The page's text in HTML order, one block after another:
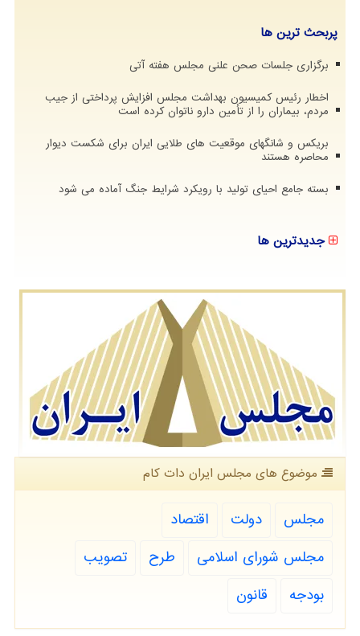
پربحث ترین ها
برگزاری جلسات صحن علنی مجلس هفته آتی
اخطار رئیس کمیسیون بهداشت مجلس افزایش پرداختی از جیب
مردم، بیماران را از تأمین دارو ناتوان کرده است
بریکس و شانگهای موقعیت های طلایی ایران برای شکست دیوار
محاصره هستند
بسته جامع احیای تولید با رویکرد شرایط جنگ آماده می شود
جدیدترین ها
موضوع های مجلس ایران دات كام
مجلس دولت
اقتصاد
مجلس شورای اسلامی
طرح
تصویب
بودجه
قانون